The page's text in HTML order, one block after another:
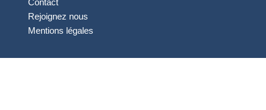
Rejoignez nous
Mentions légales